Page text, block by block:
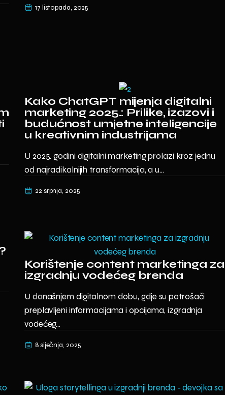
17 listopada, 2025
Kako ChatGPT mijenja digitalni
marketing 2025.: Prilike, izazovi i
budućnost umjetne inteligencije
u kreativnim industrijama
U 2025. godini digitalni marketing prolazi kroz jednu
od najradikalnijih transformacija, a u...
22 srpnja, 2025
Korištenje content marketinga za
izgradnju vodećeg brenda
U današnjem digitalnom dobu, gdje su potrošači
preplavljeni informacijama i opcijama, izgradnja
vodećeg...
8 siječnja, 2025